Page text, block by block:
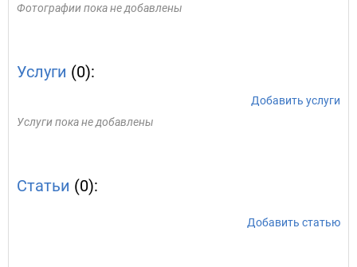
Фотографии пока не добавлены
Услуги (0):
Добавить услуги
Услуги пока не добавлены
Статьи (0):
Добавить статью